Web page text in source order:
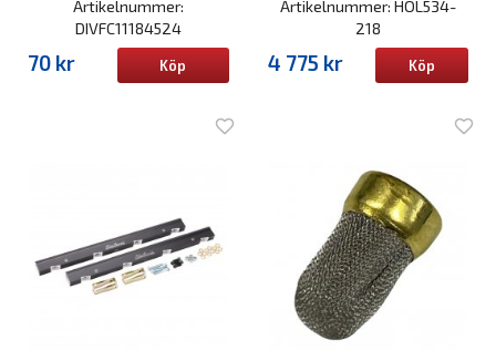
Artikelnummer:
DIVFC11184524
70 kr Köp
Artikelnummer: HOL534-
218
4 775 kr Köp